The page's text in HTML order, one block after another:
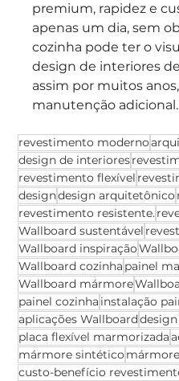
premium, rapidez e
apenas um dia, sem
cozinha pode ter o
design de interiores
assim por muitos
manutenção adicional.
revestimento moderno
design de interiores
revestimento flexível
designdesign arquitetônico
revestimento resistente.
Wallboard sustentável
Wallboard inspiração
Wallboard cozinha painel
Wallboard mármore
painel cozinha instalação
aplicações Wallboard
placa flexível marmorizada
mármore sintético
custo-benefício